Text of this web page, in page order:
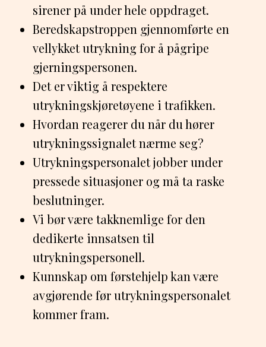
sirener på under hele oppdraget.
Beredskapstroppen gjennomførte en
vellykket utrykning for å pågripe
gjerningspersonen.
Det er viktig å respektere
utrykningskjøretøyene i trafikken.
Hvordan reagerer du når du hører
utrykningssignalet nærme seg?
Utrykningspersonalet jobber under
pressede situasjoner og må ta raske
beslutninger.
Vi bør være takknemlige for den
dedikerte innsatsen til
utrykningspersonell.
Kunnskap om førstehjelp kan være
avgjørende før utrykningspersonalet
kommer fram.